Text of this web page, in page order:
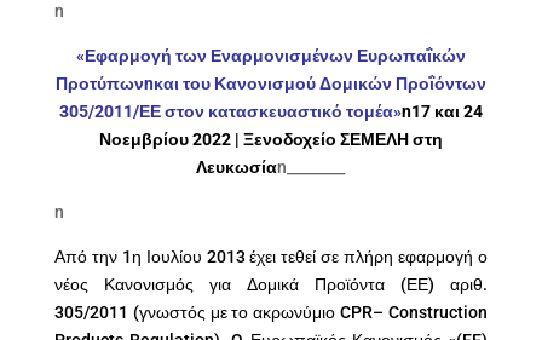
n
«Εφαρμογή των Εναρμονισμένων Ευρωπαΐκών
Προτύπωνnκαι του ΚανονισμούΔομικών Προΐόντων
305/2011/ΕΕ στον κατασκευαστικό τομέα»n17 και 24
Νοεμβρίου 2022 | Ξενοδοχείο ΣΕΜΕΛΗ στη
Λευκωσίαn________
n
Από την 1η Ιουλίου 2013 έχει τεθεί σε πλήρη εφαρμογή ο
νέος Κανονισμός για Δομικά Προϊόντα (ΕΕ) αριθ.
305/2011 (γνωστός με το ακρωνύμιο CPR– Construction